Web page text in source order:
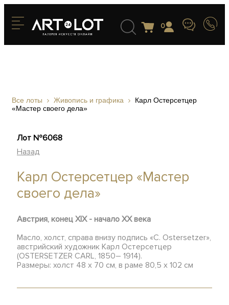
0
Все лоты Живопись и графика
Карл Остерсетцер
«Мастер своего дела»
Лот №6068
Назад
Карл Остерсетцер «Мастер
своего дела»
Австрия, конец XIX - начало XX века
Масло, холст, справа внизу подпись «С. Ostersetzer»,
австрийский художник Карл Остерсетцер
(OSTERSETZER CARL, 1850– 1914).
Размеры: холст 48 х 70 см, в раме 80,5 х 102 см